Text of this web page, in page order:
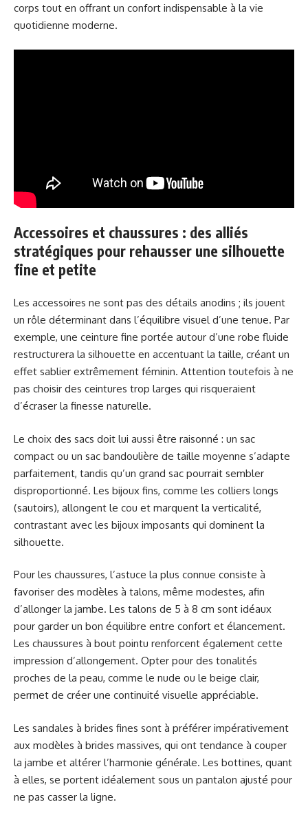
corps tout en offrant un confort indispensable à la vie
quotidienne moderne.
Accessoires et chaussures : des alliés
stratégiques pour rehausser une silhouette
fine et petite
Les accessoires ne sont pas des détails anodins ; ils jouent
un rôle déterminant dans l’équilibre visuel d’une tenue. Par
exemple, une ceinture fine portée autour d’une robe fluide
restructurera la silhouette en accentuant la taille, créant un
effet sablier extrêmement féminin. Attention toutefois à ne
pas choisir des ceintures trop larges qui risqueraient
d’écraser la finesse naturelle.
Le choix des sacs doit lui aussi être raisonné : un sac
compact ou un sac bandoulière de taille moyenne s’adapte
parfaitement, tandis qu’un grand sac pourrait sembler
disproportionné. Les bijoux fins, comme les colliers longs
(sautoirs), allongent le cou et marquent la verticalité,
contrastant avec les bijoux imposants qui dominent la
silhouette.
Pour les chaussures, l’astuce la plus connue consiste à
favoriser des modèles à talons, même modestes, afin
d’allonger la jambe. Les talons de 5 à 8 cm sont idéaux
pour garder un bon équilibre entre confort et élancement.
Les chaussures à bout pointu renforcent également cette
impression d’allongement. Opter pour des tonalités
proches de la peau, comme le nude ou le beige clair,
permet de créer une continuité visuelle appréciable.
Les sandales à brides fines sont à préférer impérativement
aux modèles à brides massives, qui ont tendance à couper
la jambe et altérer l’harmonie générale. Les bottines, quant
à elles, se portent idéalement sous un pantalon ajusté pour
ne pas casser la ligne.